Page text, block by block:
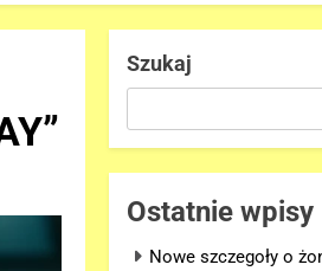
Szukaj
Ostatnie wpisy
Nowe szczegoły o